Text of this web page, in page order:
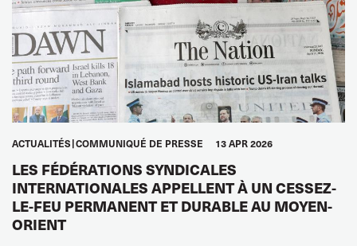
ACTUALITÉS COMMUNIQUÉ DE PRESSE 13 APR 2026
LES FÉDÉRATIONS SYNDICALES
INTERNATIONALES APPELLENT À UN CESSEZ-
LE-FEU PERMANENT ET DURABLE AU MOYEN-
ORIENT